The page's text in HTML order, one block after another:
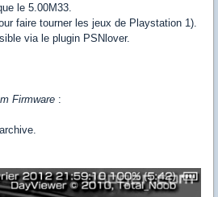
le 5.00M33.
faire tourner les jeux de Playstation 1).
via le plugin PSNlover.
Firmware :